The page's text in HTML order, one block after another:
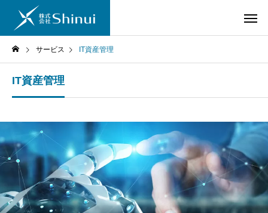
サービス IT資産管理
IT資産管理